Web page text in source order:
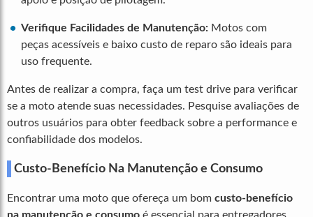
Verifique Facilidades de Manutenção: Motos com
peças acessíveis e baixo custo de reparo são ideais para
uso frequente.
Antes de realizar a compra, faça um test drive para verificar
se a moto atende suas necessidades. Pesquise avaliações de
outros usuários para obter feedback sobre a performance e
confiabilidade dos modelos.
Custo-Benefício Na Manutenção e Consumo
Encontrar uma moto que ofereça um bom custo-benefício